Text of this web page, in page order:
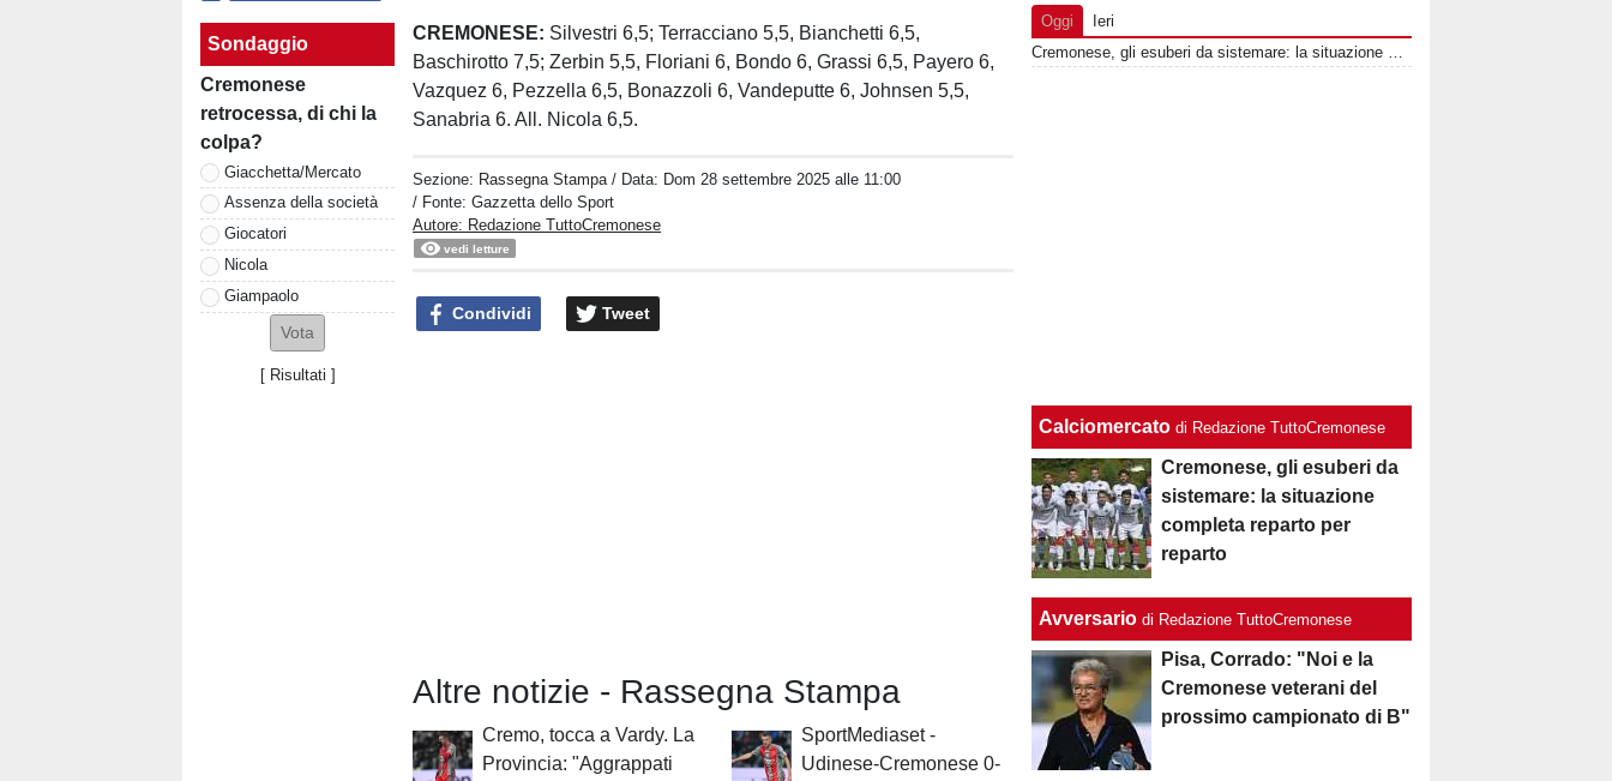
Sondaggio
Cremonese
retrocessa, di chi la
colpa?
Giacchetta/Mercato
Assenza della società
Giocatori
Nicola
Giampaolo
[ Risultati ]
CREMONESE: Silvestri 6,5; Terracciano 5,5, Bianchetti 6,5,
Baschirotto 7,5; Zerbin 5,5, Floriani 6, Bondo 6, Grassi 6,5, Payero 6,
Vazquez 6, Pezzella 6,5, Bonazzoli 6, Vandeputte 6, Johnsen 5,5,
Sanabria 6. All. Nicola 6,5.
Sezione: Rassegna Stampa / Data: Dom 28 settembre 2025 alle 11:00
/ Fonte: Gazzetta dello Sport
Autore: Redazione TuttoCremonese
vedi letture
Condividi Tweet
Altre notizie - Rassegna Stampa
Cremo, tocca a Vardy. La
Provincia: "Aggrappati
SportMediaset -
Udinese-Cremonese 0-
Oggi
Ieri
Cremonese, gli esuberi da sistemare: la situazione completa reparto per reparto
Calciomercato di Redazione TuttoCremonese
Cremonese, gli esuberi da
sistemare: la situazione
completa reparto per
reparto
Avversario di Redazione TuttoCremonese
Pisa, Corrado: "Noi e la
Cremonese veterani del
prossimo campionato di B"